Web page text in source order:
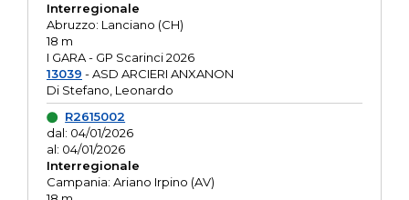
Interregionale
Abruzzo: Lanciano (CH)
18 m
I GARA - GP Scarinci 2026
13039 - ASD ARCIERI ANXANON
Di Stefano, Leonardo
R2615002
dal: 04/01/2026
al: 04/01/2026
Interregionale
Campania: Ariano Irpino (AV)